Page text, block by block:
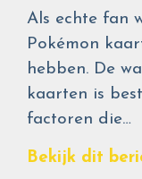
Als echte fan
Pokémon
hebben. De
kaarten is
factoren die…
Bekijk dit